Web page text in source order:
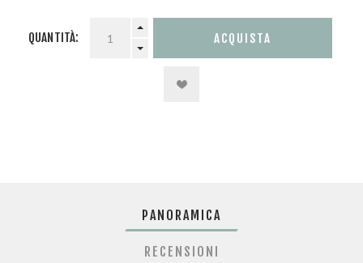
QUANTITÀ:
PANORAMICA
RECENSIONI